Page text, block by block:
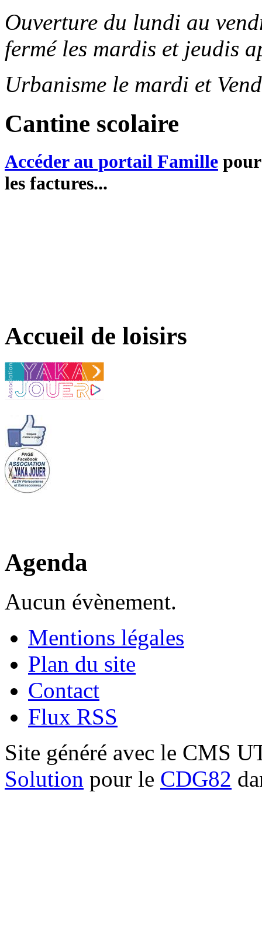
Ouverture du lundi au
fermé les mardis et jeudis
Urbanisme le mardi et
Cantine scolaire
Accéder au portail Famille
les factures...
Accueil de loisirs
Agenda
Aucun évènement.
Mentions légales
Plan du site
Contact
Flux RSS
Site généré avec le CMS
Solution pour le CDG82